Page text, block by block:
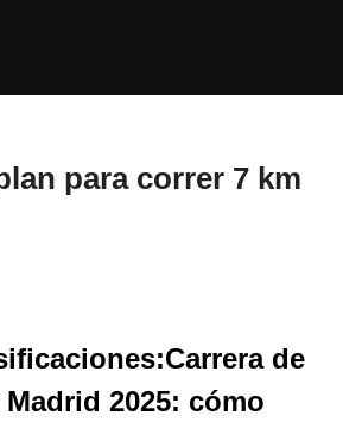
para correr 7 km
de
2025: cómo